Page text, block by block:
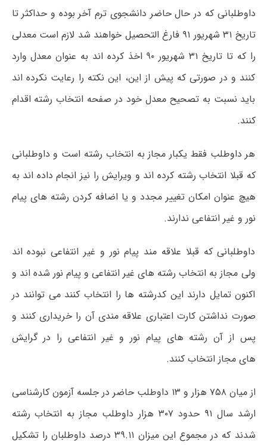
داوطلبانی که در حال حاضر دانشجوی ترم آخر بوده و حداکثر تا
تاریخ ۳۱ شهریور ۹۱ فارغ التحصیل خواهند شد لازم است معدلی
را که تا تاریخ ۳۱ شهریور ۹۰ اخذ کرده اند به عنوان معدل وارد
کنند و در صورتی که پیش از این، این نکته را رعایت نکرده اند
باید نسبت به تصحیح معدل خود در صفحه انتخاب رشته اقدام
کنند.
هر داوطلب فقط یکبار مجاز به انتخاب رشته است و داوطلبانی
که قبلا انتخاب رشته کرده اند و ویرایش را نیز انجام داده اند به
هیچ عنوان امکان تغییر مجدد و یا اضافه کردن رشته های پیام
نور و غیر انتفاعی ندارند.
داوطلبانی که قبلا علاقه مند پیام نور و غیر انتفاعی نبوده اند
ولی مجاز به انتخاب رشته های غیر انتفاعی و پیام نور شده اند و
اکنون تمایل دارند این کدرشته ها را انتخاب کنند می توانند در
صورت نداشتن کارت اعتباری علاقه مندی آن را خریداری کنند و
پس از آن رشته های پیام نور و غیر انتفاعی را در گرایش
های مجاز انتخاب کنند.
از میان ۷۵۸ هزار و ۱۳ داوطلب حاضر در جلسه آزمون کارشناسی
ارشد سال ۹۱ حدود ۳۰۷ هزار داوطلب مجاز به انتخاب رشته
شدند که در مجموع این میزان ۳۹.۱۱ درصد داوطلبان را تشکیل